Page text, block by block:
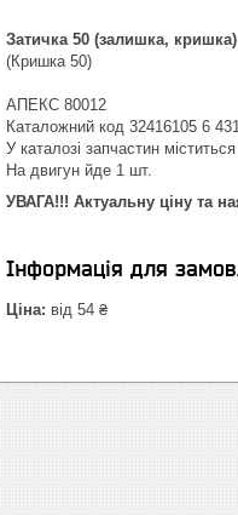
Затичка 50 (залишка,
(Кришка 50)
АПЕКС 80012
Каталожний код 32416105 6
У каталозі запчастин
На двигун йде 1 шт.
УВАГА!!! Актуальну ціну та
Інформація для
Ціна: від 54 ₴